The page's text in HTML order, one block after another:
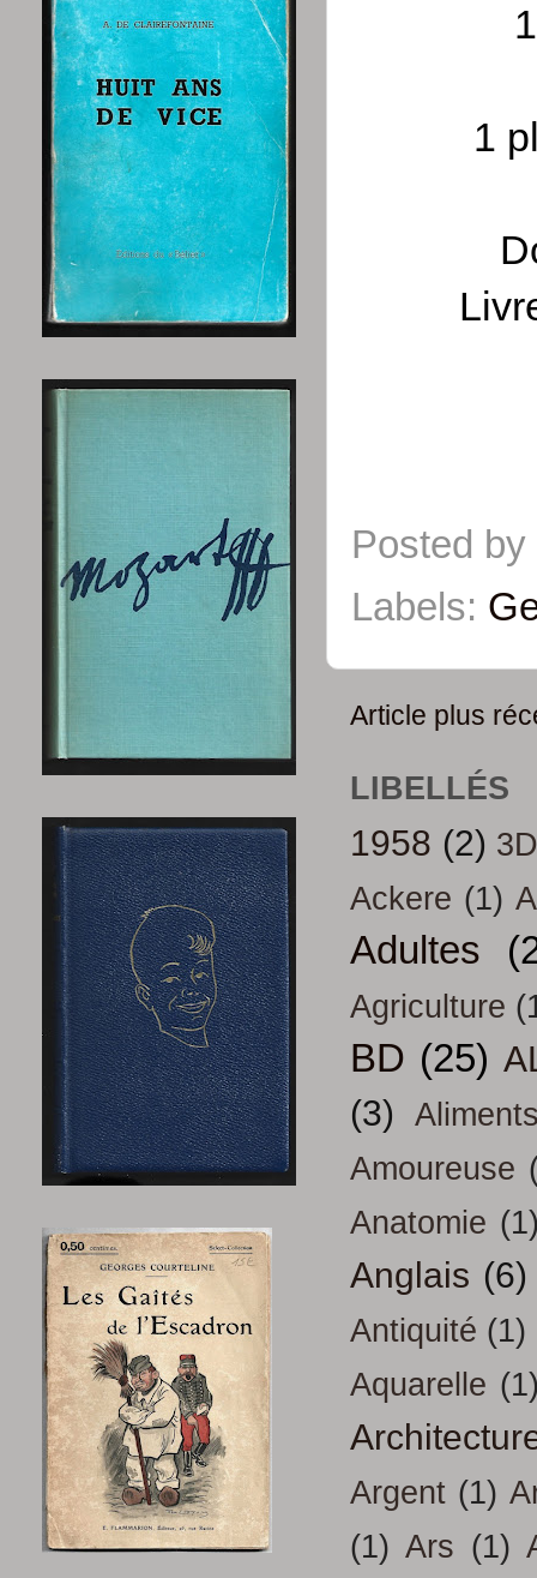
1
Posted by
Labels:
Article plus
LIBELLÉS
1958 (2)
Ackere (1)
Adultes
Agriculture
BD (25)
(3)
Amoureuse
Anatomie
Anglais (6)
Antiquité (1)
Aquarelle
Argent (1)
(1) Ars (1)